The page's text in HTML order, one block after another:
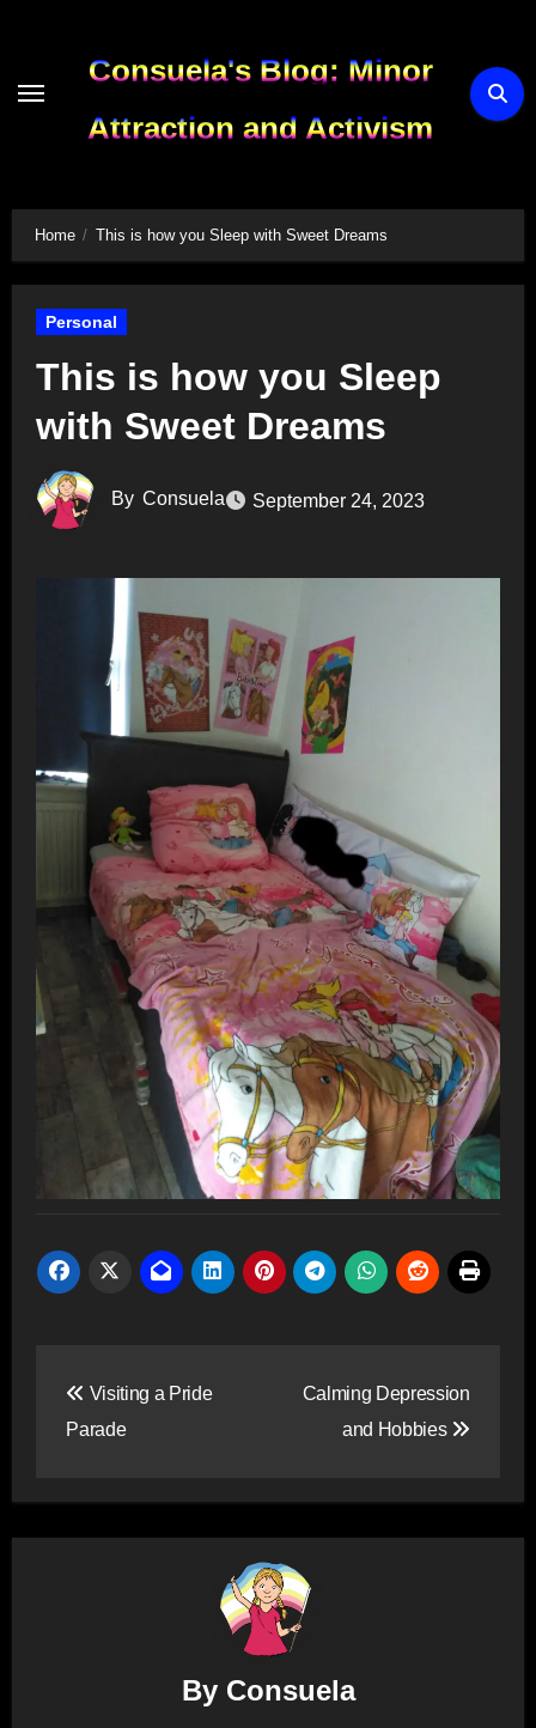
content
Consuela's Blog: Minor
Attraction and Activism
Home This is how you Sleep with Sweet Dreams
Personal
This is how you Sleep
with Sweet Dreams
By Consuela September 24, 2023
navigation
Visiting a Pride
Parade
Calming Depression
and Hobbies
By Consuela